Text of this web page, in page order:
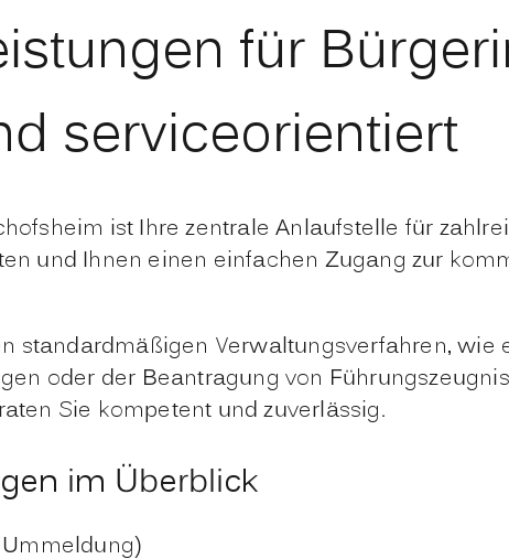
für
serviceorientiert
ist Ihre zentrale Anlaufstelle für
und Ihnen einen einfachen Zugang zur
standardmäßigen Verwaltungsverfahren,
oder der Beantragung von
Sie kompetent und zuverlässig.
im Überblick